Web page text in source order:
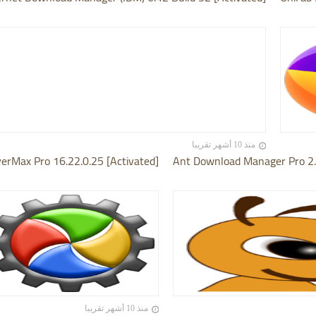
منذ 10 أشهر تقريبا
Pro 16.22.0.25 [Activated]
منذ 10 أشهر تقريبا
Ant Download Manager Pro